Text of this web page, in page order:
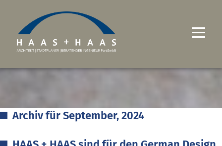
LEISTUNGEN
Archiv für September, 2024